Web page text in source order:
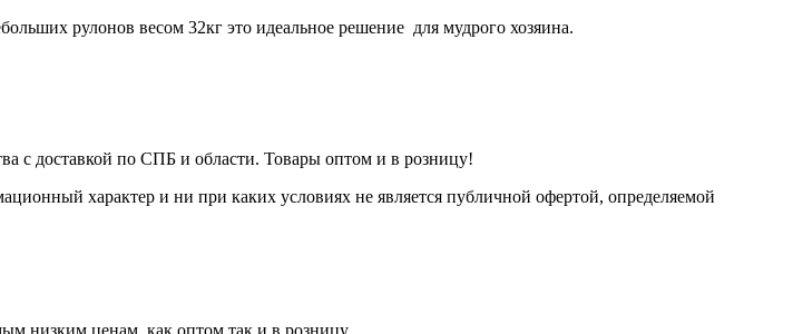
рулонов весом 32кг это идеальное решение для мудрого хозяина.
с доставкой по СПБ и области. Товары оптом и в розницу!
характер и ни при каких условиях не является публичной офертой, определяемой
низким ценам, как оптом так и в розницу